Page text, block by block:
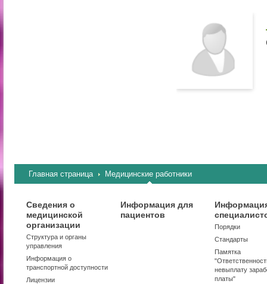
Главная страница Медицинские работники
Сведения о
медицинской
организации
Структура и органы
управления
Информация о
транспортной доступности
Лицензии
Информация для
пациентов
Порядки
Стандарты
Памятка
невыплату
платы"